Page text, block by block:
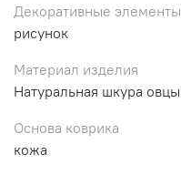
Декоративные элементы
рисунок
Материал изделия
Натуральная шкура овцы
Основа коврика
кожа